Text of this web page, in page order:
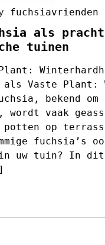
fuchsiavrienden
als
tuinen
als Vaste Plant:
bekend
vaak
potten op
fuchsia’s
uw tuin? In